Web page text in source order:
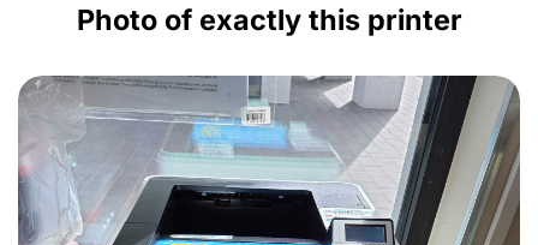
Photo of exactly this printer